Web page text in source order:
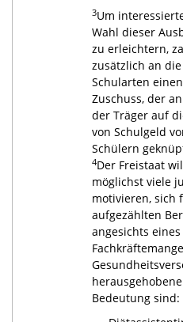
3Um
Wahl dieser
zu erleichtern,
zusätzlich an
Schularten
Zuschuss, der
der Träger auf
von Schulgeld
Schülern
4Der Freistaat
möglichst viele
motivieren, sich
aufgezählten
angesichts
Bedeutung sind: